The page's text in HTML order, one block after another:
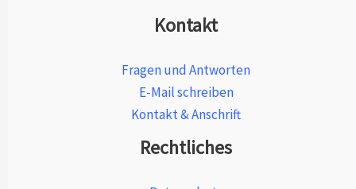
Kontakt
Fragen und Antworten
E-Mail schreiben
Kontakt & Anschrift
Rechtliches